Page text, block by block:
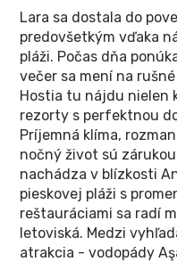
Lara sa dostala do
predovšetkým vďaka
pláži. Počas dňa
večer sa mení na
Hostia tu nájdu nielen
rezorty s perfektnou
Príjemná klíma,
nočný život sú
nachádza v blízkosti
pieskovej pláži s
reštauráciami sa radí
letoviská. Medzi
atrakcia - vodopády